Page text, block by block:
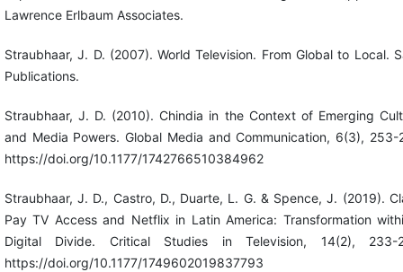
Lawrence Erlbaum Associates.
Straubhaar, J. D. (2007). World Television. From Global to Local.
Publications.
Straubhaar, J. D. (2010). Chindia in the Context of Emerging
and Media Powers. Global Media and Communication, 6(3), 253-
https://doi.org/10.1177/1742766510384962
Straubhaar, J. D., Castro, D., Duarte, L. G. & Spence, J. (2019).
Pay TV Access and Netflix in Latin America: Transformation
Digital Divide. Critical Studies in Television, 14(2), 233-
https://doi.org/10.1177/1749602019837793